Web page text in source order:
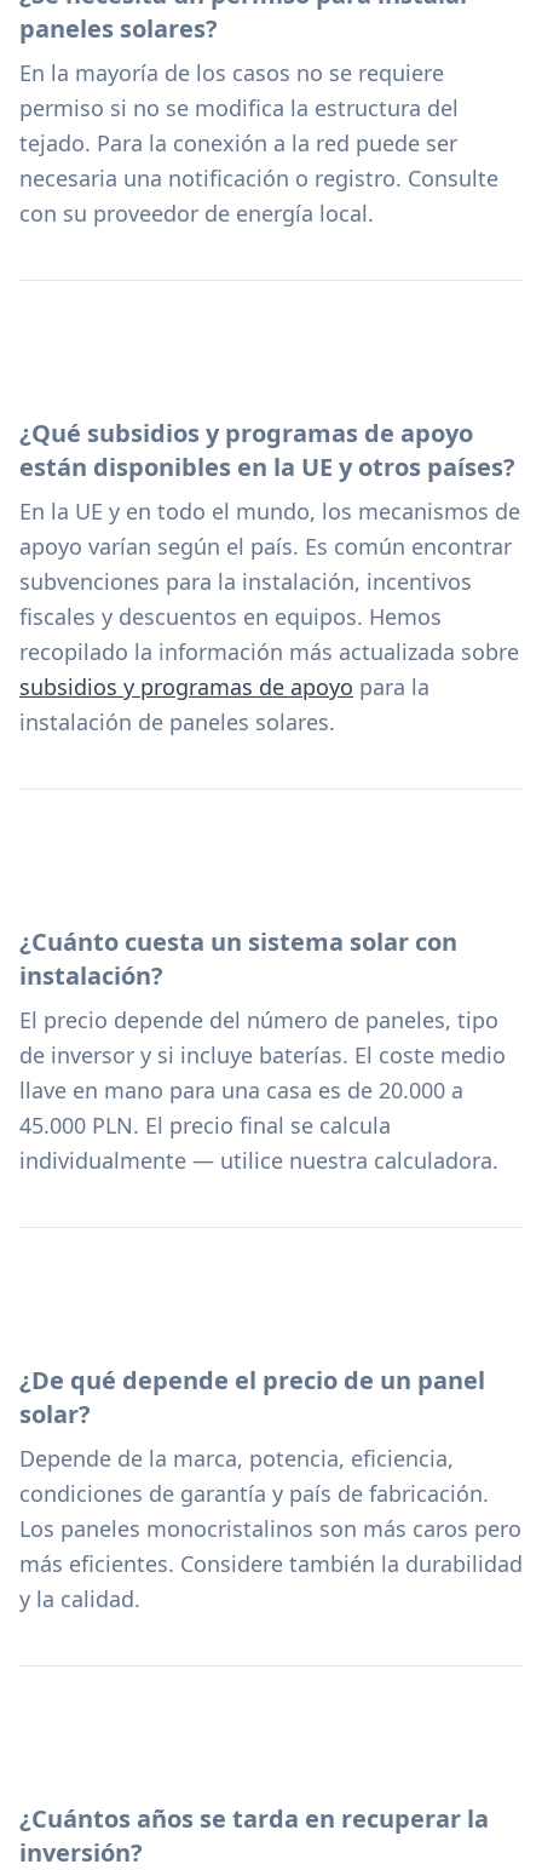
paneles solares?
En la mayoría de los casos no se requiere
permiso si no se modifica la estructura del
tejado. Para la conexión a la red puede ser
necesaria una notificación o registro. Consulte
con su proveedor de energía local.
¿Qué subsidios y programas de apoyo
están disponibles en la UE y otros países?
En la UE y en todo el mundo, los mecanismos de
apoyo varían según el país. Es común encontrar
subvenciones para la instalación, incentivos
fiscales y descuentos en equipos. Hemos
recopilado la información más actualizada sobre
subsidios y programas de apoyo para la
instalación de paneles solares.
¿Cuánto cuesta un sistema solar con
instalación?
El precio depende del número de paneles, tipo
de inversor y si incluye baterías. El coste medio
llave en mano para una casa es de 20.000 a
45.000 PLN. El precio final se calcula
individualmente — utilice nuestra calculadora.
¿De qué depende el precio de un panel
solar?
Depende de la marca, potencia, eficiencia,
condiciones de garantía y país de fabricación.
Los paneles monocristalinos son más caros pero
más eficientes. Considere también la durabilidad
y la calidad.
¿Cuántos años se tarda en recuperar la
inversión?